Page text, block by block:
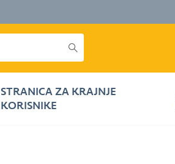
STRANICA ZA KRAJNJE
KORISNIKE